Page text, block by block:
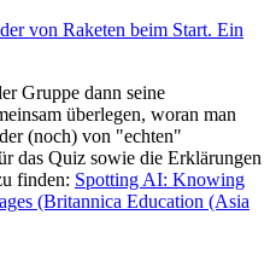
Gruppe dann seine
überlegen, woran man
(noch) von "echten"
das Quiz sowie die Erklärungen
finden: Spotting AI: Knowing
(Britannica Education (Asia